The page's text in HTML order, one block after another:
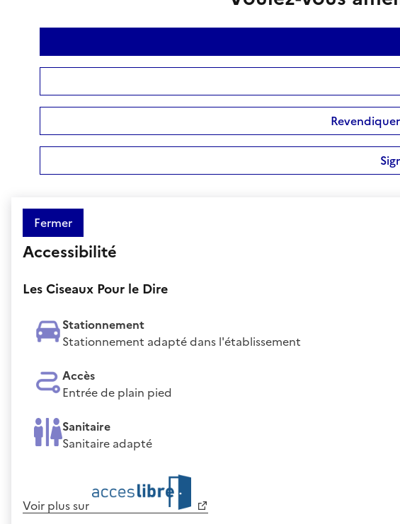
Fermer
Accessibilité
Les Ciseaux Pour le Dire
Stationnement
Stationnement adapté dans l'établissement
Accès
Entrée de plain pied
Sanitaire
Sanitaire adapté
Voir plus sur